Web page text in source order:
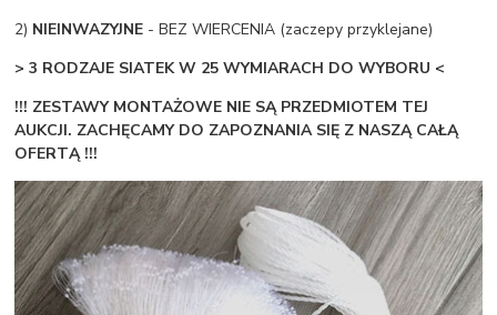
2) NIEINWAZYJNE - BEZ WIERCENIA (zaczepy przyklejane)
> 3 RODZAJE SIATEK W 25 WYMIARACH DO WYBORU <
!!! ZESTAWY MONTAŻOWE NIE SĄ PRZEDMIOTEM TEJ
AUKCJI. ZACHĘCAMY DO ZAPOZNANIA SIĘ Z NASZĄ CAŁĄ
OFERTĄ !!!